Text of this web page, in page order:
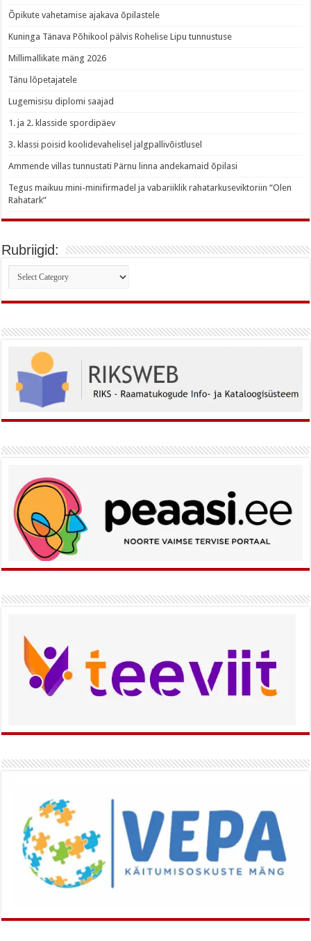
Õpikute vahetamise ajakava õpilastele
Kuninga Tänava Põhikool pälvis Rohelise Lipu tunnustuse
Millimallikate mäng 2026
Tänu lõpetajatele
Lugemisisu diplomi saajad
1. ja 2. klasside spordipäev
3. klassi poisid koolidevahelisel jalgpallivõistlusel
Ammende villas tunnustati Pärnu linna andekamaid õpilasi
Tegus maikuu mini-minifirmadel ja vabariiklik rahatarkuseviktoriin “Olen
Rahatark”
Rubriigid:
Rubriigid: